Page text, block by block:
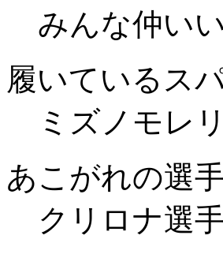
みんな仲い
履いているス
ミズノモレ
あこがれの選
クリロナ選